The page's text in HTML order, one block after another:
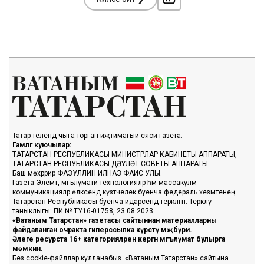
Татар телендә чыга торган иҗтимагый-сәяси газета.
Гамәлгә куючылар:
ТАТАРСТАН РЕСПУБЛИКАСЫ МИНИСТРЛАР КАБИНЕТЫ АППАРАТЫ,
ТАТАРСТАН РЕСПУБЛИКАСЫ ДӘҮЛӘТ СОВЕТЫ АППАРАТЫ.
Баш мөхәррир ФАЗУЛЛИН ИЛНАЗ ФАИС УЛЫ.
Газета Элемтә, мәгълүмати технологияләр һәм массакүләм
коммуникацияләр өлкәсендә күзәтчелек буенча федераль хезмәтенең
Татарстан Республикасы буенча идарәсендә теркәлгән. Теркәлү
таныклыгы: ПИ № ТУ16-01758, 23.08.2023.
«Ватаным Татарстан» газетасы сайтыннан материалларны
файдаланган очракта гиперссылка күрсәтү мәҗбүри.
Әлеге ресурста 16+ категорияләренә кергән мәгълүмат булырга
мөмкин.
Без cookie-файллар кулланабыз. «Ватаным Татарстан» сайтына